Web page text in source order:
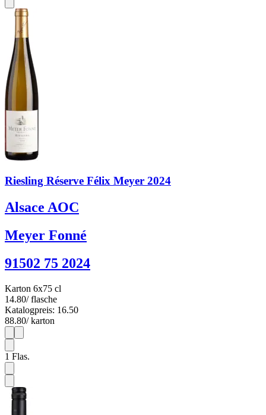
Riesling Réserve Félix Meyer 2024
Alsace AOC
Meyer Fonné
91502 75 2024
Karton 6x75 cl
14.80/ flasche
Katalogpreis: 16.50
88.80/ karton
1
1 Flas.